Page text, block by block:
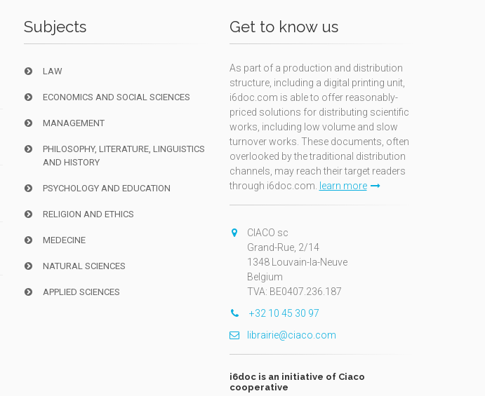
Subjects
LAW
ECONOMICS AND SOCIAL SCIENCES
MANAGEMENT
PHILOSOPHY, LITERATURE, LINGUISTICS
AND HISTORY
PSYCHOLOGY AND EDUCATION
RELIGION AND ETHICS
MEDECINE
NATURAL SCIENCES
APPLIED SCIENCES
Get to know us
As part of a production and distribution
structure, including a digital printing unit,
i6doc.com is able to offer reasonably-
priced solutions for distributing scientific
works, including low volume and slow
turnover works. These documents, often
overlooked by the traditional distribution
channels, may reach their target readers
through i6doc.com.
learn more
CIACO sc
Grand-Rue, 2/14
1348 Louvain-la-Neuve
Belgium
TVA: BE0407.236.187
+32 10 45 30 97
librairie@ciaco.com
i6doc is an initiative of Ciaco
cooperative